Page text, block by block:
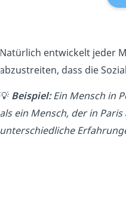
Natürlich entwickelt jeder
abzustreiten, dass die
💡 Beispiel:Ein Mensch in
als ein Mensch, der in
unterschiedliche